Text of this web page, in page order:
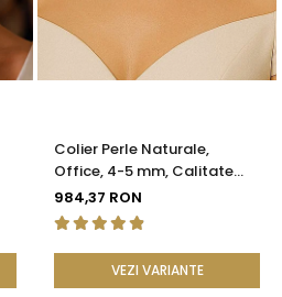
Colier Perle Naturale,
Office, 4-5 mm, Calitate
AAA, Aur 14K | KASKADDA®
984,37 RON
VEZI VARIANTE